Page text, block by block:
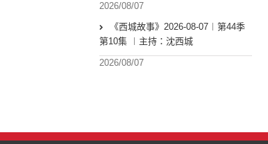
2026/08/07
《西城故事》2026-08-07︱第44季
第10集 ︱主持：沈西城
2026/08/07